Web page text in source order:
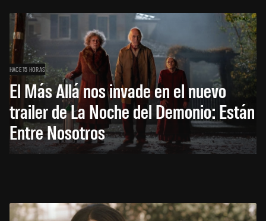
HACE 15 HORAS
El Más Allá nos invade en el nuevo
trailer de La Noche del Demonio: Están
Entre Nosotros